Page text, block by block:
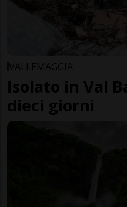
VALLEMAGGIA
Isolato in Val
dieci giorni